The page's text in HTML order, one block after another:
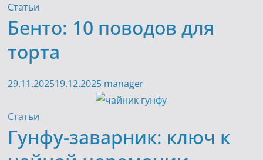
Статьи
Бенто: 10 поводов для
торта
29.11.202519.12.2025 manager
Статьи
Гунфу-заварник: ключ к